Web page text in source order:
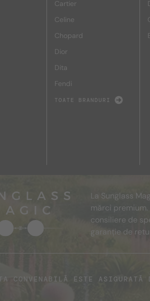
Cartier
Celine
Chopard
Dior
Dita
Fendi
TOATE BRANDURI
La Sunglass
mărci
consiliere de
garanție de
CONVENABILĂ ESTE